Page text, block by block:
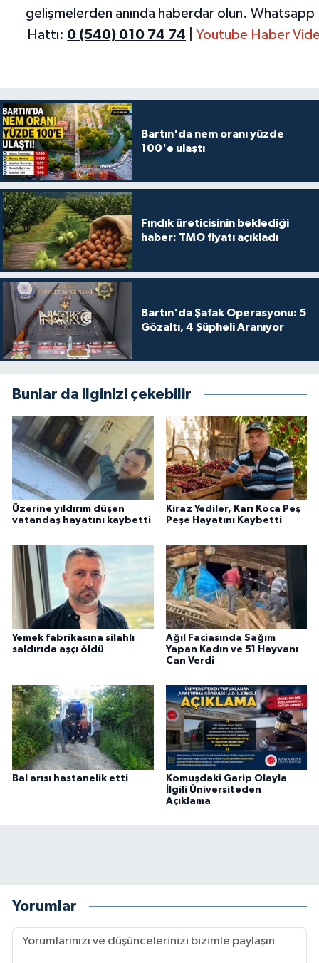
gelişmelerden anında haberdar olun. Whatsapp
Hattı: 0 (540) 010 74 74 Youtube Haber
Bartın'da nem oranı yüzde
100'e ulaştı
Fındık üreticisinin beklediği
haber: TMO fiyatı açıkladı
Bartın'da Şafak Operasyonu: 5
Gözaltı, 4 Şüpheli Aranıyor
Bunlar da ilginizi çekebilir
Üzerine yıldırım düşen
vatandaş hayatını kaybetti
Kiraz Yediler, Karı Koca Peş
Peşe Hayatını Kaybetti
Yemek fabrikasına silahlı
saldırıda aşçı öldü
Ağıl Faciasında Sağım
Yapan Kadın ve 51 Hayvanı
Can Verdi
Bal arısı hastanelik etti
Komuşdaki Garip Olayla
İlgili Üniversiteden
Açıklama
Yorumlar